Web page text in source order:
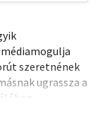
szeretnének
ugrassza a
Az